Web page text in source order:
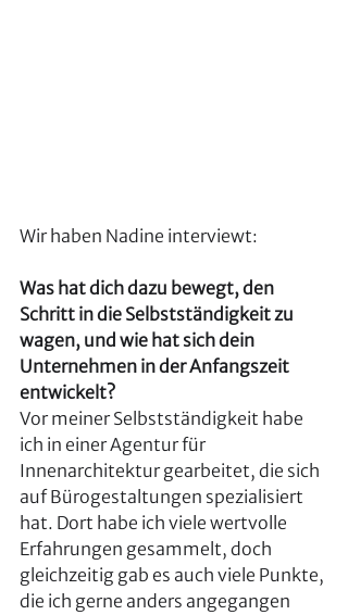
Wir haben Nadine interviewt:
Was hat dich dazu bewegt, den
Schritt in die Selbstständigkeit zu
wagen, und wie hat sich dein
Unternehmen in der Anfangszeit
entwickelt?
Vor meiner Selbstständigkeit habe
ich in einer Agentur für
Innenarchitektur gearbeitet, die sich
auf Bürogestaltungen spezialisiert
hat. Dort habe ich viele wertvolle
Erfahrungen gesammelt, doch
gleichzeitig gab es auch viele Punkte,
die ich gerne anders angegangen